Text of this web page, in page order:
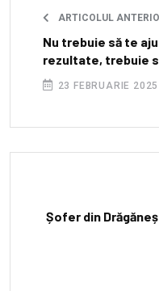
ARTICOLUL
Nu trebuie să te
rezultate, trebuie
23 FEBRUARIE 2025
Șofer din